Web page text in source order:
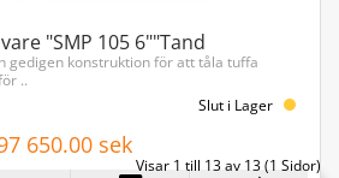
"SMP 105 6""Tand
gedigen konstruktion för att tåla tuffa
..
Slut i Lager
650.00 sek
Visar 1 till 13 av 13 (1 Sidor)